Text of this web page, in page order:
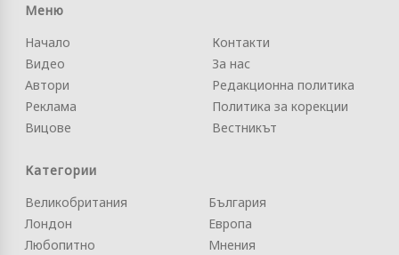
Меню
Начало
Видео
Автори
Реклама
Вицове
Контакти
За нас
Редакционна политика
Политика за корекции
Вестникът
Категории
Великобритания
Лондон
Любопитно
България
Европа
Мнения